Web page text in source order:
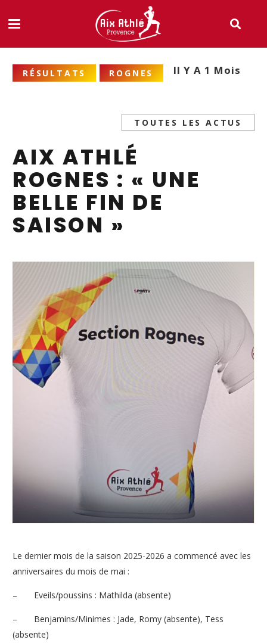
RÉSULTATS ROGNES Il Y A 1 Mois
TOUTES LES ACTUS
AIX ATHLÉ
ROGNES : « UNE
BELLE FIN DE
SAISON »
Le dernier mois de la saison 2025-2026 a commencé avec les
anniversaires du mois de mai :
– Eveils/poussins : Mathilda (absente)
– Benjamins/Minimes : Jade, Romy (absente), Tess
(absente)